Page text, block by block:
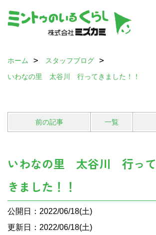
ホーム
スタッフブログ
いわなの里 太谷川 行ってきました！！
前の記事 一覧
いわなの里 太谷川 行って
きました！！
公開日：2022/06/18(土)
更新日：2022/06/18(土)